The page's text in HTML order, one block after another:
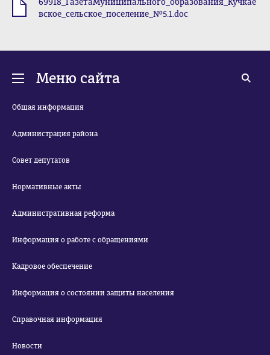
69918_ГазетаМуниципального_образования_Кучкае
вское_сельское_поселение_№5.1.doc
Меню сайта
Общая информация
Администрация района
Совет депутатов
Нормативные акты
Административная реформа
Информация о работе с обращениями
Кадровое обеспечение
Информация о состоянии защиты населения
Справочная информация
Новости